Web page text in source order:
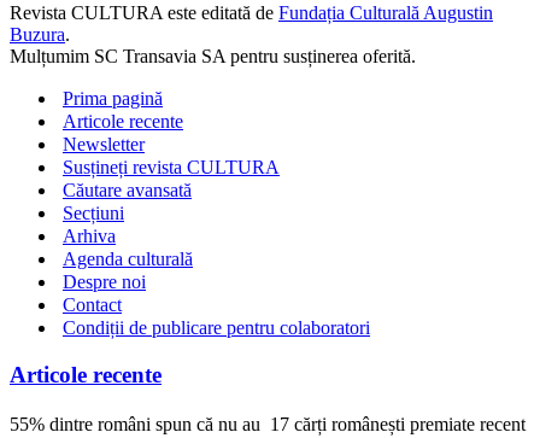
Revista CULTURA este editată de Fundația Culturală Augustin
Buzura.
Mulțumim SC Transavia SA pentru susținerea oferită.
Prima pagină
Articole recente
Newsletter
Susțineți revista CULTURA
Căutare avansată
Secțiuni
Arhiva
Agenda culturală
Despre noi
Contact
Condiții de publicare pentru colaboratori
Articole recente
55% dintre români spun că nu au 17 cărți românești premiate recent